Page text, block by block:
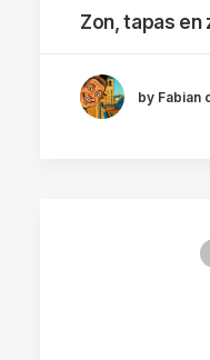
Zon, tapas en
by Fabian